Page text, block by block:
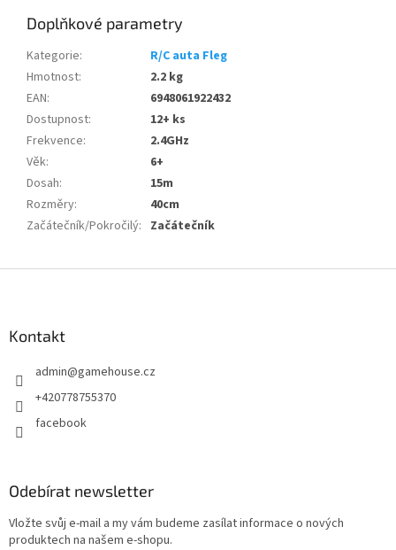
Doplňkové parametry
Kategorie:
R/C auta Fleg
Hmotnost:
2.2 kg
EAN:
6948061922432
Dostupnost:
12+ ks
Frekvence:
2.4GHz
Věk:
6+
Dosah:
15m
Rozměry:
40cm
Začátečník/Pokročilý: Začátečník
Kontakt
admin@gamehouse.cz
+420778755370
facebook
Odebírat newsletter
Vložte svůj e-mail a my vám budeme zasílat informace o nových
produktech na našem e-shopu.